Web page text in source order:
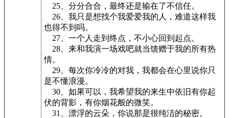
25、分分合合，最终还是输在了不信任。
26、我只是想找个我爱爱我的人，难道这样我
也得不到吗。
27、一个人走到终点，不小心回到起点。
28、来和我演一场戏吧就当馈赠于我的所有热
情。
29、每次你冷冷的对我，我都会在心里说你只
是不懂浪漫。
30、如果可以，我希望我的来生中依旧有你起
伏的背影，有你烟花般的微笑。
31、漂浮的云朵，你说那是很纯洁的秘密。